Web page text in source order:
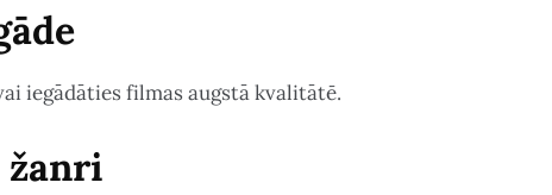
iegādāties filmas augstā kvalitātē.
žanri